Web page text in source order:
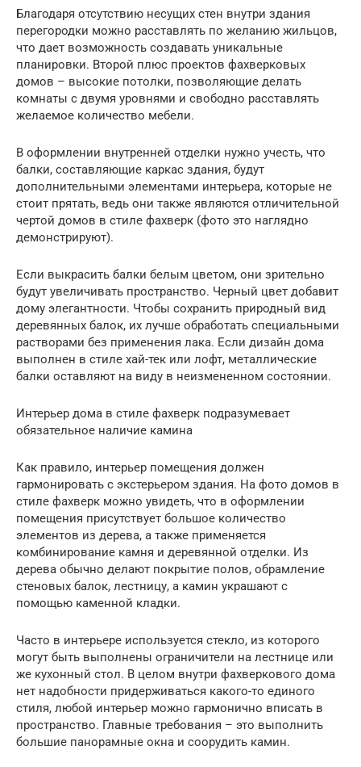
Благодаря отсутствию несущих стен внутри здания
перегородки можно расставлять по желанию жильцов,
что дает возможность создавать уникальные
планировки. Второй плюс проектов фахверковых
домов – высокие потолки, позволяющие делать
комнаты с двумя уровнями и свободно расставлять
желаемое количество мебели.
В оформлении внутренней отделки нужно учесть, что
балки, составляющие каркас здания, будут
дополнительными элементами интерьера, которые не
стоит прятать, ведь они также являются отличительной
чертой домов в стиле фахверк (фото это наглядно
демонстрируют).
Если выкрасить балки белым цветом, они зрительно
будут увеличивать пространство. Черный цвет добавит
дому элегантности. Чтобы сохранить природный вид
деревянных балок, их лучше обработать специальными
растворами без применения лака. Если дизайн дома
выполнен в стиле хай-тек или лофт, металлические
балки оставляют на виду в неизмененном состоянии.
Интерьер дома в стиле фахверк подразумевает
обязательное наличие камина
Как правило, интерьер помещения должен
гармонировать с экстерьером здания. На фото домов в
стиле фахверк можно увидеть, что в оформлении
помещения присутствует большое количество
элементов из дерева, а также применяется
комбинирование камня и деревянной отделки. Из
дерева обычно делают покрытие полов, обрамление
стеновых балок, лестницу, а камин украшают с
помощью каменной кладки.
Часто в интерьере используется стекло, из которого
могут быть выполнены ограничители на лестнице или
же кухонный стол. В целом внутри фахверкового дома
нет надобности придерживаться какого-то единого
стиля, любой интерьер можно гармонично вписать в
пространство. Главные требования – это выполнить
большие панорамные окна и соорудить камин.